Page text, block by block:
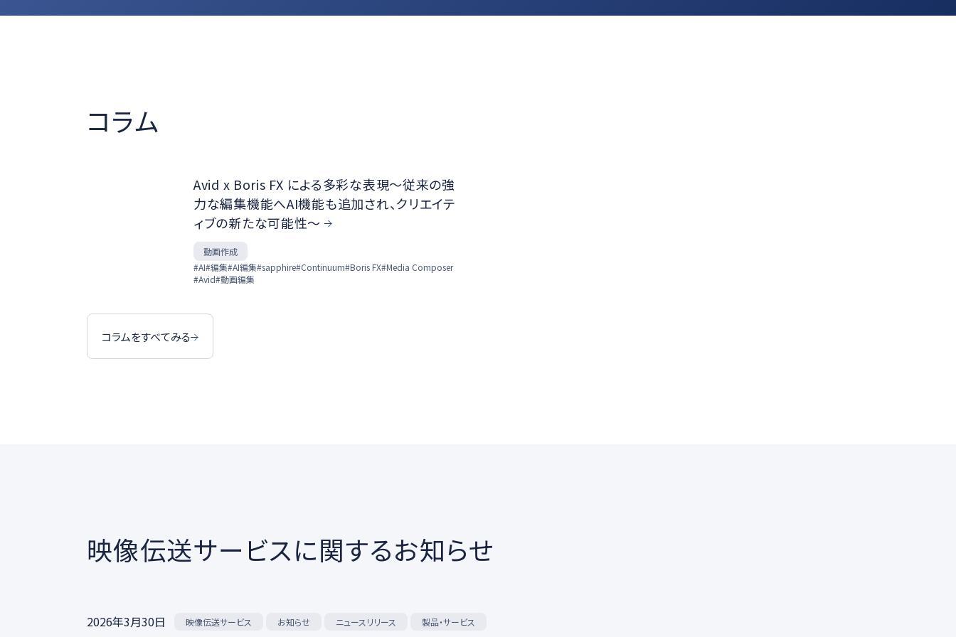
コラム
Avid x Boris FX による多彩な表現～従来の強
力な編集機能へAI機能も追加され、クリエイテ
ィブの新たな可能性～
動画作成
#AI#編集#AI編集#sapphire#Continuum#Boris FX#Media Composer
#Avid#動画編集
コラムをすべてみる
映像伝送サービスに関するお知らせ
2026年3月30日 映像伝送サービス お知らせ ニュースリリース 製品・サービス